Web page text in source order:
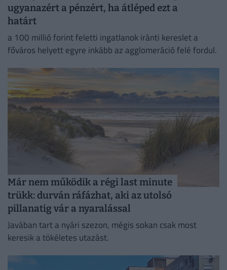
ugyanazért a pénzért, ha átléped ezt a
határt
a 100 millió forint feletti ingatlanok iránti kereslet a
főváros helyett egyre inkább az agglomeráció felé fordul.
Már nem működik a régi last minute
trükk: durván ráfázhat, aki az utolsó
pillanatig vár a nyaralással
Javában tart a nyári szezon, mégis sokan csak most
keresik a tökéletes utazást.